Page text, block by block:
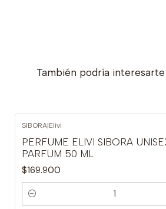
También podría
SIBORA|Elivi
PERFUME ELIVI SIBORA
PARFUM 50 ML
$169.900
Cantidad